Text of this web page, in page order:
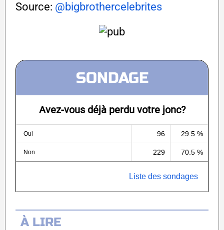
Source: @bigbrothercelebrites
SONDAGE
Avez-vous déjà perdu votre jonc?
Oui 96 29.5 %
Non 229 70.5 %
Liste des sondages
À LIRE